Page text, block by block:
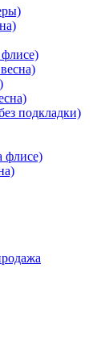
подкладки)
флисе)